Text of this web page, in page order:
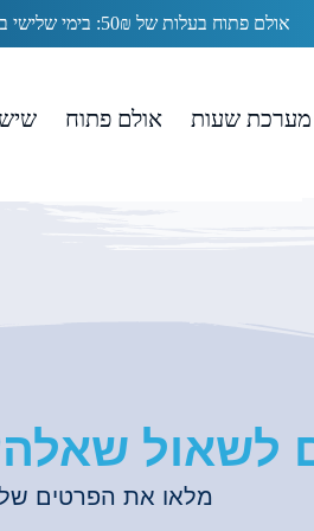
אולם פתוח בעלות של 50₪: בימי שלישי בתאום מראש, ובימי שישי בשעות 13:00-15:00
מערכת שעות אולם פתוח
לשאול
מלאו את הפרטים